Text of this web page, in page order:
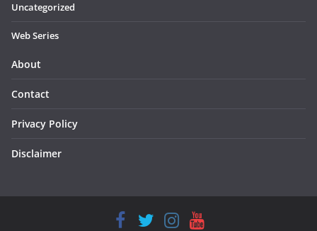
Uncategorized
Web Series
About
Contact
Privacy Policy
Disclaimer